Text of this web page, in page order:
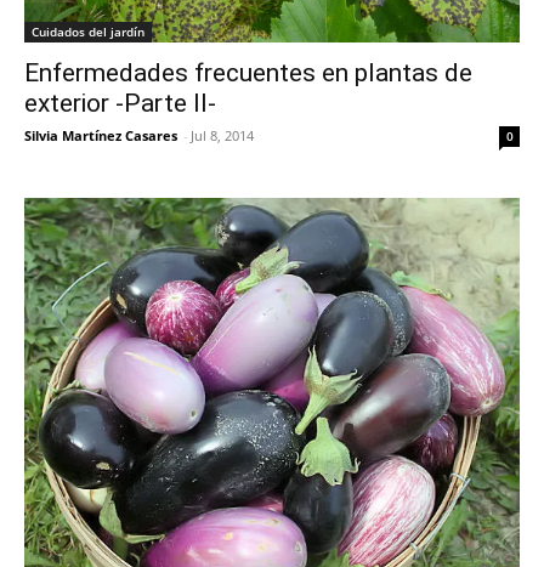
Cuidados del jardín
Enfermedades frecuentes en plantas de
exterior -Parte II-
Silvia Martínez Casares - Jul 8, 2014 0